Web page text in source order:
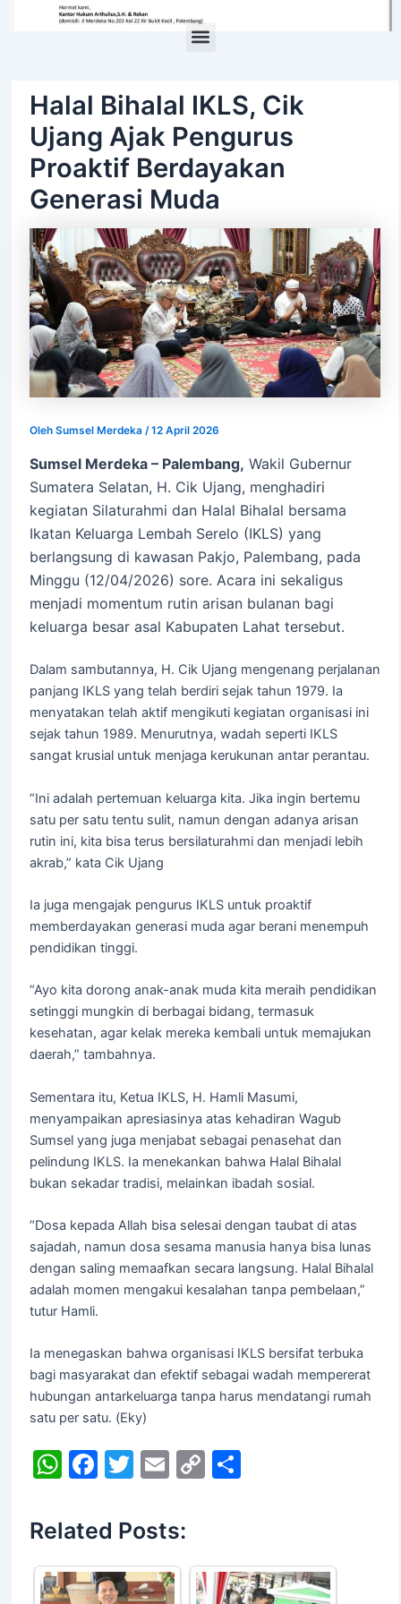
Halal Bihalal IKLS, Cik
Ujang Ajak Pengurus
Proaktif Berdayakan
Generasi Muda
Oleh Sumsel Merdeka /12 April 2026
Sumsel Merdeka – Palembang, Wakil Gubernur
Sumatera Selatan, H. Cik Ujang, menghadiri
kegiatan Silaturahmi dan Halal Bihalal bersama
Ikatan Keluarga Lembah Serelo (IKLS) yang
berlangsung di kawasan Pakjo, Palembang, pada
Minggu (12/04/2026) sore. Acara ini sekaligus
menjadi momentum rutin arisan bulanan bagi
keluarga besar asal Kabupaten Lahat tersebut.
Dalam sambutannya, H. Cik Ujang mengenang perjalanan
panjang IKLS yang telah berdiri sejak tahun 1979. Ia
menyatakan telah aktif mengikuti kegiatan organisasi ini
sejak tahun 1989. Menurutnya, wadah seperti IKLS
sangat krusial untuk menjaga kerukunan antar perantau.
“Ini adalah pertemuan keluarga kita. Jika ingin bertemu
satu per satu tentu sulit, namun dengan adanya arisan
rutin ini, kita bisa terus bersilaturahmi dan menjadi lebih
akrab,” kata Cik Ujang
Ia juga mengajak pengurus IKLS untuk proaktif
memberdayakan generasi muda agar berani menempuh
pendidikan tinggi.
“Ayo kita dorong anak-anak muda kita meraih pendidikan
setinggi mungkin di berbagai bidang, termasuk
kesehatan, agar kelak mereka kembali untuk memajukan
daerah,” tambahnya.
Sementara itu, Ketua IKLS, H. Hamli Masumi,
menyampaikan apresiasinya atas kehadiran Wagub
Sumsel yang juga menjabat sebagai penasehat dan
pelindung IKLS. Ia menekankan bahwa Halal Bihalal
bukan sekadar tradisi, melainkan ibadah sosial.
“Dosa kepada Allah bisa selesai dengan taubat di atas
sajadah, namun dosa sesama manusia hanya bisa lunas
dengan saling memaafkan secara langsung. Halal Bihalal
adalah momen mengakui kesalahan tanpa pembelaan,”
tutur Hamli.
Ia menegaskan bahwa organisasi IKLS bersifat terbuka
bagi masyarakat dan efektif sebagai wadah mempererat
hubungan antarkeluarga tanpa harus mendatangi rumah
satu per satu. (Eky)
W
at
s
A
F
c
e
b
T
itt
er
E
ai
l
C
Li
S
Related Posts: